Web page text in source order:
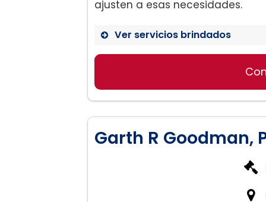
ajusten a esas necesidades.
Ver servicios brindados
Derecho de Familia
Custodia y Manutención
Manutención y Pensión
Garth R Goodman,